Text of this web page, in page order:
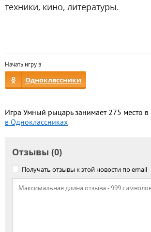
техники, кино, литературы.
Начать игру в
Одноклассники
Игра Умный рыцарь занимает 275 место в
в Одноклассниках
Отзывы (0)
Получать отзывы к этой новости по email